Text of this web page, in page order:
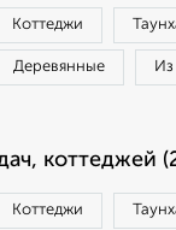
Коттеджи
Деревянные
коттеджей
Коттеджи